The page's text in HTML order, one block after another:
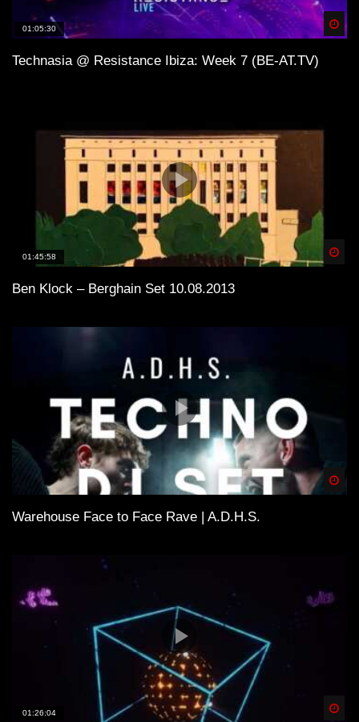
01:05:30
Technasia @ Resistance Ibiza: Week 7 (BE-AT.TV)
01:45:58
Ben Klock – Berghain Set 10.08.2013
Warehouse Face to Face Rave | A.D.H.S.
01:26:04